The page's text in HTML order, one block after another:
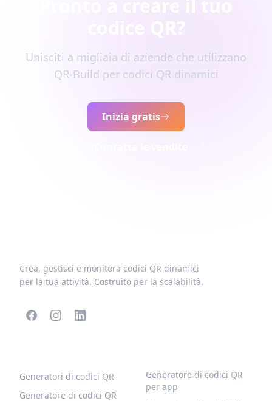
Unisciti a migliaia di aziende che utilizzano
QR-Build per codici QR dinamici
Inizia gratis
Crea, gestisci e monitora codici QR dinamici
per la tua attività. Costruito per la scalabilità.
Generatori di codici QR
Generatore di codici QR
Generatore di codici QR
per app